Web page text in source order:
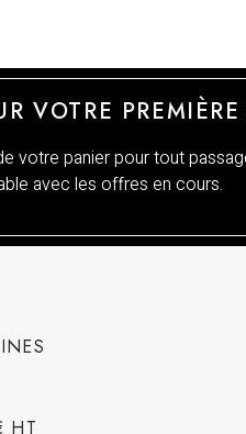
VOTRE
votre panier pour tout
avec les offres en cours.
HT